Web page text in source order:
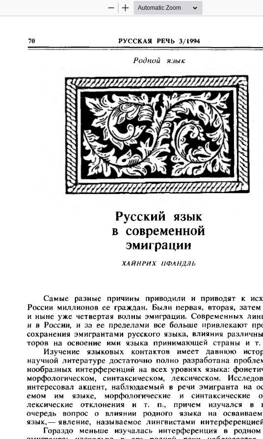
Zoom
Zoom
70 РУССКАЯ  РЕЧЬ  3/1994
Родной язык
$
X
1
Русский язык
в современной
эмиграции
ХАЙНРИХ ПФАНДЛЬ
Самые  разные  причины  приводили  и  приводят  к
России  миллионов  ее  граждан.  Были  первая,  вторая,  затем
и  ныне  уже  четвертая  волны  эмиграции.  Современных
и  в  России,  и  за  ее  пределами  все  больше  привлекают
сохранения  эмигрантами  русского  языка,  влияния
торов  на  освоение  ими  языка  принимающей  страны  и  т.
Изучение  языковых  контактов  имеет  давнюю
научной  литературе  достаточно  полно  разработана
нообразных  интерференций  на  всех  уровнях  языка:
морфологическом,  синтаксическом,  лексическом.
интересовал  акцент,  наблюдаемый  в  речи  эмигранта  на
емом
им языке, морфологические и синтаксические
лексические  отклонения
и  т. п., причем изучался
в
очередь  вопрос  о  влиянии  родного  языка  на
язык,— явление,  называемое  лингвистами
Гораздо  меньше  изучалась  интерференция  в